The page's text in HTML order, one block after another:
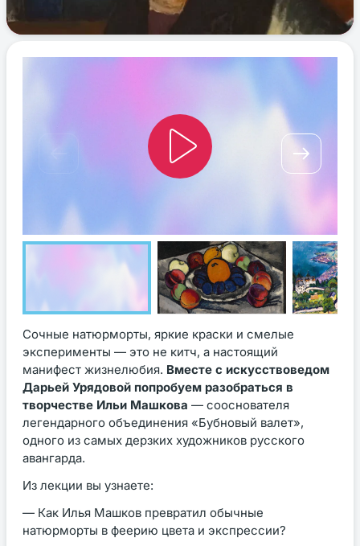
Сочные натюрморты, яркие краски и смелые
эксперименты — это не китч, а настоящий
манифест жизнелюбия. Вместе с искусствоведом
Дарьей Урядовой попробуем разобраться в
творчестве Ильи Машкова — сооснователя
легендарного объединения «Бубновый валет»,
одного из самых дерзких художников русского
авангарда.
Из лекции вы узнаете:
— Как Илья Машков превратил обычные
натюрморты в феерию цвета и экспрессии?